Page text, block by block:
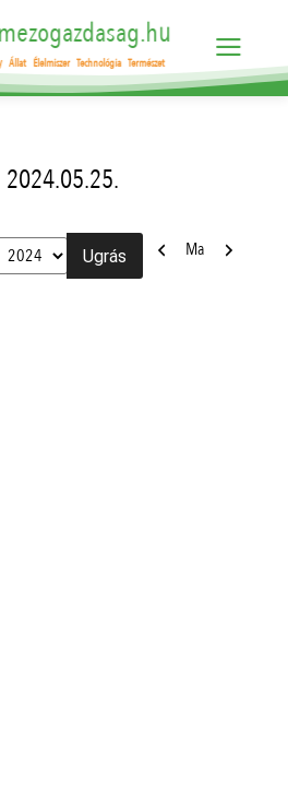
Állat Élelmiszer Technológia Természet
2024.05.25.
Előző
Ma Következő